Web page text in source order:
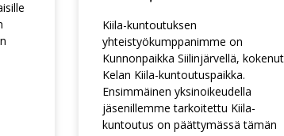
Kiila-kuntoutuksen
yhteistyökumppanimme on
Kunnonpaikka Siilinjärvellä, kokenut
Kelan Kiila-kuntoutuspaikka.
Ensimmäinen yksinoikeudella
jäsenillemme tarkoitettu Kiila-
kuntoutus on päättymässä tämän